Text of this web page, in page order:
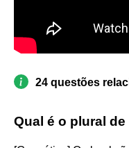
24 questões
Qual é o plural de